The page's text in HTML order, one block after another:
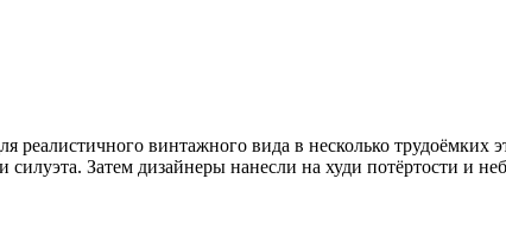
реалистичного винтажного вида в несколько
силуэта. Затем дизайнеры нанесли на худи потёртости и